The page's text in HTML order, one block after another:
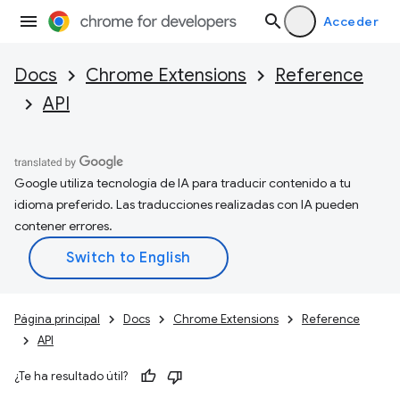
Acceder
Docs Chrome Extensions
Reference
API
Google utiliza tecnología de IA para traducir contenido a tu
idioma preferido. Las traducciones realizadas con IA pueden
contener errores.
Página principal Docs Chrome Extensions
Reference
API
¿Te ha resultado útil?